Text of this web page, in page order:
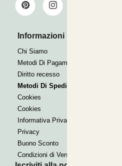
Informazioni Utili
Chi Siamo
Metodi Di Pagamento
Diritto recesso
Metodi Di Spedizione
Cookies
Cookies
Informativa Privacy
Privacy
Buono Sconto
Condizioni di Vendita